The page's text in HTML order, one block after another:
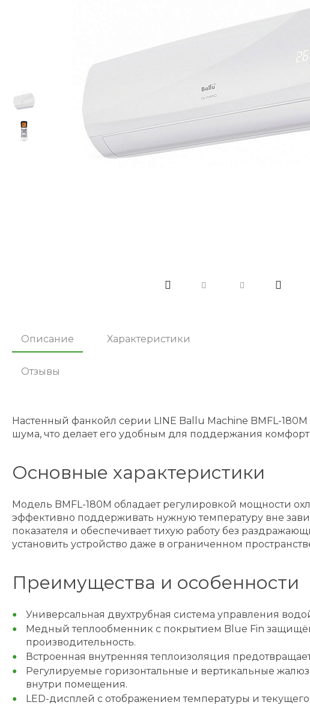
Описание Характеристики
Отзывы
Настенный фанкойл серии LINE Ballu Machine BMFL-
шума, что делает его удобным для поддержания
Основные характеристики
Модель BMFL-180M обладает регулировкой мощности
эффективно поддерживать нужную температуру вне
показателя и обеспечивает тихую работу без
установить устройство даже в ограниченном
Преимущества и особенности
Универсальная двухтрубная система управления
Медный теплообменник с покрытием Blue Fin
производительность.
Встроенная внутренняя теплоизоляция
Регулируемые горизонтальные и вертикальные
внутри помещения.
LED-дисплей с отображением температуры и